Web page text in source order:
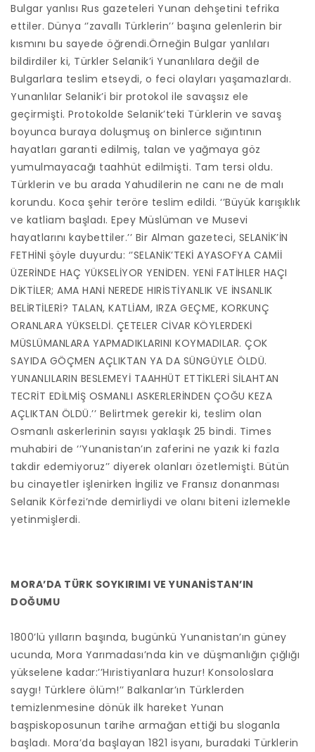
Bulgar yanlısı Rus gazeteleri Yunan dehşetini tefrika
ettiler. Dünya ‘’zavallı Türklerin’’ başına gelenlerin bir
kısmını bu sayede öğrendi.Örneğin Bulgar yanlıları
bildirdiler ki, Türkler Selanik’i Yunanlılara değil de
Bulgarlara teslim etseydi, o feci olayları yaşamazlardı.
Yunanlılar Selanik’i bir protokol ile savaşsız ele
geçirmişti. Protokolde Selanik’teki Türklerin ve savaş
boyunca buraya doluşmuş on binlerce sığıntının
hayatları garanti edilmiş, talan ve yağmaya göz
yumulmayacağı taahhüt edilmişti. Tam tersi oldu.
Türklerin ve bu arada Yahudilerin ne canı ne de malı
korundu. Koca şehir teröre teslim edildi. ‘’Büyük karışıklık
ve katliam başladı. Epey Müslüman ve Musevi
hayatlarını kaybettiler.’’ Bir Alman gazeteci, SELANİK’İN
FETHİNİ şöyle duyurdu: ‘’SELANİK’TEKİ AYASOFYA CAMİİ
ÜZERİNDE HAÇ YÜKSELİYOR YENİDEN. YENİ FATİHLER HAÇI
DİKTİLER; AMA HANİ NEREDE HIRİSTİYANLIK VE İNSANLIK
BELİRTİLERİ? TALAN, KATLİAM, IRZA GEÇME, KORKUNÇ
ORANLARA YÜKSELDİ. ÇETELER CİVAR KÖYLERDEKİ
MÜSLÜMANLARA YAPMADIKLARINI KOYMADILAR. ÇOK
SAYIDA GÖÇMEN AÇLIKTAN YA DA SÜNGÜYLE ÖLDÜ.
YUNANLILARIN BESLEMEYİ TAAHHÜT ETTİKLERİ SİLAHTAN
TECRİT EDİLMİŞ OSMANLI ASKERLERİNDEN ÇOĞU KEZA
AÇLIKTAN ÖLDÜ.’’ Belirtmek gerekir ki, teslim olan
Osmanlı askerlerinin sayısı yaklaşık 25 bindi. Times
muhabiri de ‘’Yunanistan’ın zaferini ne yazık ki fazla
takdir edemiyoruz’’ diyerek olanları özetlemişti. Bütün
bu cinayetler işlenirken İngiliz ve Fransız donanması
Selanik Körfezi’nde demirliydi ve olanı biteni izlemekle
yetinmişlerdi.
MORA’DA TÜRK SOYKIRIMI VE YUNANİSTAN’IN
DOĞUMU
1800’lü yılların başında, bugünkü Yunanistan’ın güney
ucunda, Mora Yarımadası’nda kin ve düşmanlığın çığlığı
yükselene kadar:’’Hıristiyanlara huzur! Konsoloslara
saygı! Türklere ölüm!’’ Balkanlar’ın Türklerden
temizlenmesine dönük ilk hareket Yunan
başpiskoposunun tarihe armağan ettiği bu sloganla
başladı. Mora’da başlayan 1821 isyanı, buradaki Türklerin